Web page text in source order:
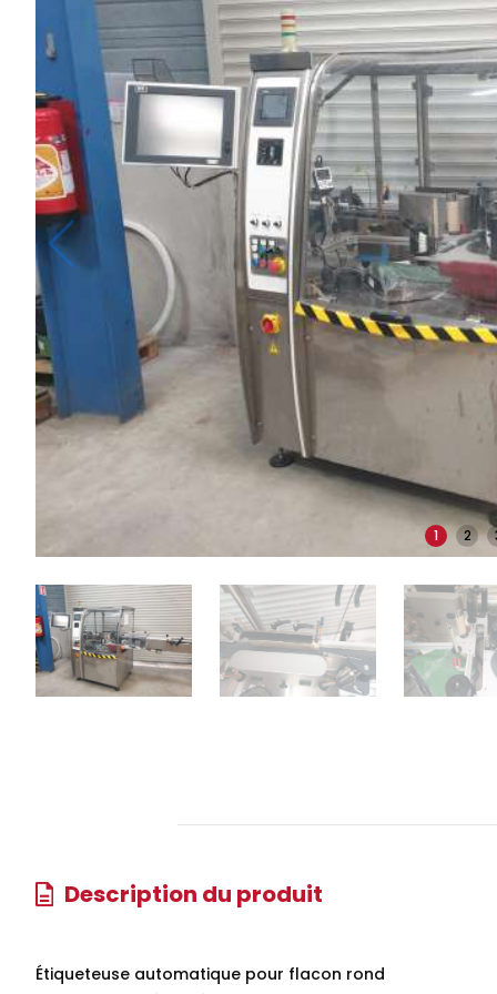
1 2
Description du produit
Étiqueteuse automatique pour flacon rond